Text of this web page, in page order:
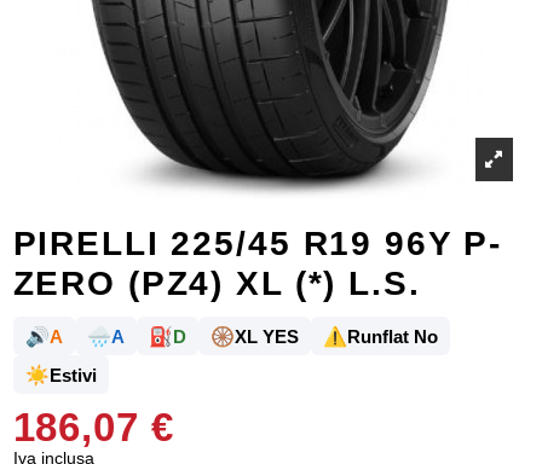
PIRELLI 225/45 R19 96Y P-
ZERO (PZ4) XL (*) L.S.
🔊A 🌧️A ⛽D 🛞XL YES ⚠️Runflat No
☀️Estivi
186,07 €
Iva inclusa